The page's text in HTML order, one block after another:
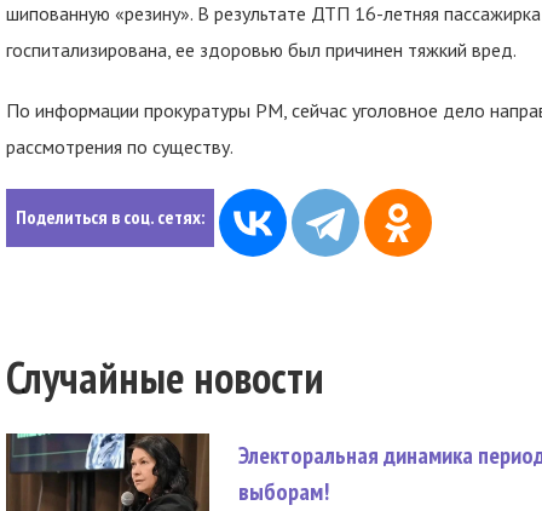
шипованную «резину». В результате ДТП 16-летняя
госпитализирована, ее здоровью был причинен тяжкий вред.
По информации прокуратуры РМ, сейчас уголовное дело
рассмотрения по существу.
Поделиться в соц. сетях:
Случайные новости
Электоральная динамика
выборам!